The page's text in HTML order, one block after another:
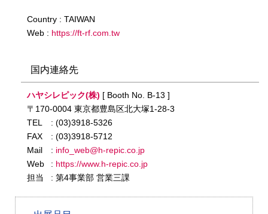
Country : TAIWAN
Web : https://ft-rf.com.tw
国内連絡先
ハヤシレピック(株) [ Booth No. B-13 ]
〒170-0004 東京都豊島区北大塚1-28-3
TEL
: (03)3918-5326
FAX
: (03)3918-5712
Mail
: info_web@h-repic.co.jp
Web
: https://www.h-repic.co.jp
担当
: 第4事業部 営業三課